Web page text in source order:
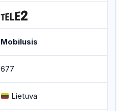
Mobilusis
677
Lietuva